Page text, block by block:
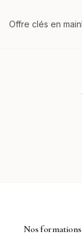
Offre clés en main
Nos formations